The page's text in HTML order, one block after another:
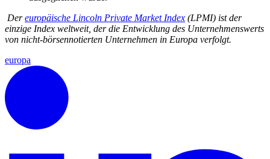
Dereuropäische Lincoln Private Market Index (LPMI) ist der
einzige Index weltweit, der die Entwicklung des Unternehmenswerts
von nicht-börsennotierten Unternehmen in Europa verfolgt.
europa